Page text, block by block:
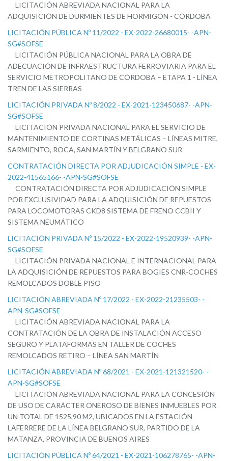
LICITACIÓN ABREVIADA NACIONAL PARA LA
ADQUISICIÓN DE DURMIENTES DE HORMIGÓN - CÓRDOBA
LICITACIÓN PÚBLICA Nº 11/2022 - EX-2022-26680015- -APN-
SG#SOFSE
LICITACIÓN PÚBLICA NACIONAL PARA LA OBRA DE
ADECUACIÓN DE INFRAESTRUCTURA FERROVIARIA PARA EL
SERVICIO METROPOLITANO DE CÓRDOBA – ETAPA 1 - LÍNEA
TREN DE LAS SIERRAS
LICITACIÓN PRIVADA Nº 8/2022 - EX-2021-123450687- -APN-
SG#SOFSE
LICITACIÓN PRIVADA NACIONAL PARA EL SERVICIO DE
MANTENIMIENTO DE CORTINAS METÁLICAS – LÍNEAS MITRE,
SARMIENTO, ROCA, SAN MARTÍN Y BELGRANO SUR
CONTRATACIÓN DIRECTA POR ADJUDICACIÓN SIMPLE - EX-
2022-41565166- -APN-SG#SOFSE
CONTRATACIÓN DIRECTA POR ADJUDICACIÓN SIMPLE
POR EXCLUSIVIDAD PARA LA ADQUISICIÓN DE REPUESTOS
PARA LOCOMOTORAS CKD8 SISTEMA DE FRENO CCBII Y
SISTEMA NEUMÁTICO
LICITACIÓN PRIVADA Nº 15/2022 - EX-2022-19520939- -APN-
SG#SOFSE
LICITACIÓN PRIVADA NACIONAL E INTERNACIONAL PARA
LA ADQUISICIÓN DE REPUESTOS PARA BOGIES CNR-COCHES
REMOLCADOS DOBLE PISO
LICITACIÓN ABREVIADA Nº 17/2022 - EX-2022-21235503- -
APN-SG#SOFSE
LICITACIÓN ABREVIADA NACIONAL PARA LA
CONTRATACIÓN DE LA OBRA DE INSTALACIÓN ACCESO
SEGURO Y PLATAFORMAS EN TALLER DE COCHES
REMOLCADOS RETIRO – LÍNEA SAN MARTÍN
LICITACIÓN ABREVIADA Nº 68/2021 - EX-2021-121321520- -
APN-SG#SOFSE
LICITACIÓN ABREVIADA NACIONAL PARA LA CONCESIÓN
DE USO DE CARÁCTER ONEROSO DE BIENES INMUEBLES POR
UN TOTAL DE 1525,90 M2, UBICADOS EN LA ESTACIÓN
LAFERRERE DE LA LÍNEA BELGRANO SUR, PARTIDO DE LA
MATANZA, PROVINCIA DE BUENOS AIRES
LICITACIÓN PÚBLICA Nº 64/2021 - EX-2021-106278765- -APN-